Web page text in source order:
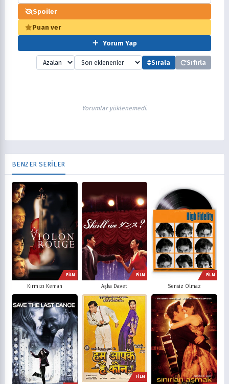
Spoiler
Puan ver
Yorum Yap
Sırala Sıfırla
Yorumlar yüklenemedi.
BENZER SERİLER
FİLM
Kırmızı Keman
FİLM
Aşka Davet
FİLM
Sensiz Olmaz
FİLM